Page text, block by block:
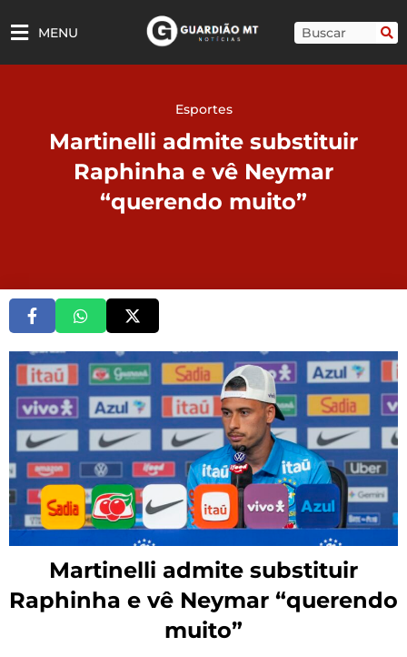
para
MENU Pesquisar
Esportes
Martinelli admite substituir
Raphinha e vê Neymar
“querendo muito”
Martinelli admite substituir
Raphinha e vê Neymar “querendo
muito”